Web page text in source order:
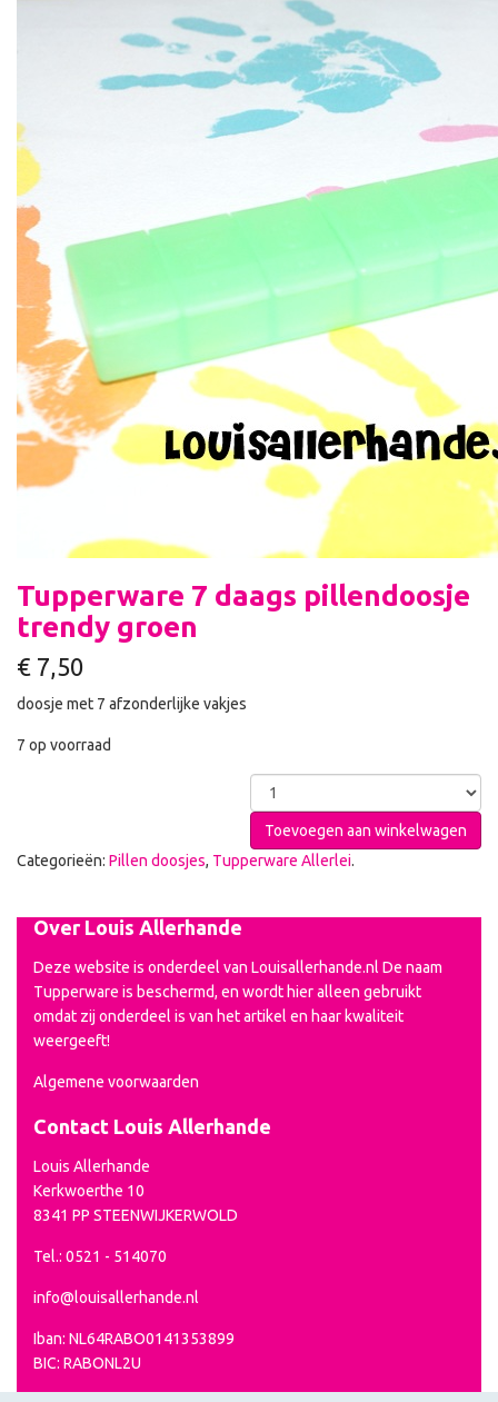
Tupperware 7 daags pillendoosje
trendy groen
€ 7,50
doosje met 7 afzonderlijke vakjes
7 op voorraad
Toevoegen aan winkelwagen
Categorieën: Pillen doosjes, Tupperware Allerlei.
Over Louis Allerhande
Deze website is onderdeel van Louisallerhande.nl De naam
Tupperware is beschermd, en wordt hier alleen gebruikt
omdat zij onderdeel is van het artikel en haar kwaliteit
weergeeft!
Algemene voorwaarden
Contact Louis Allerhande
Louis Allerhande
Kerkwoerthe 10
8341 PP STEENWIJKERWOLD
Tel.: 0521 - 514070
info@louisallerhande.nl
Iban: NL64RABO0141353899
BIC: RABONL2U